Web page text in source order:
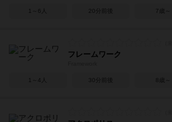
1～6人 20分前後 7歳～
フレームワーク
1～4人 30分前後 8歳～